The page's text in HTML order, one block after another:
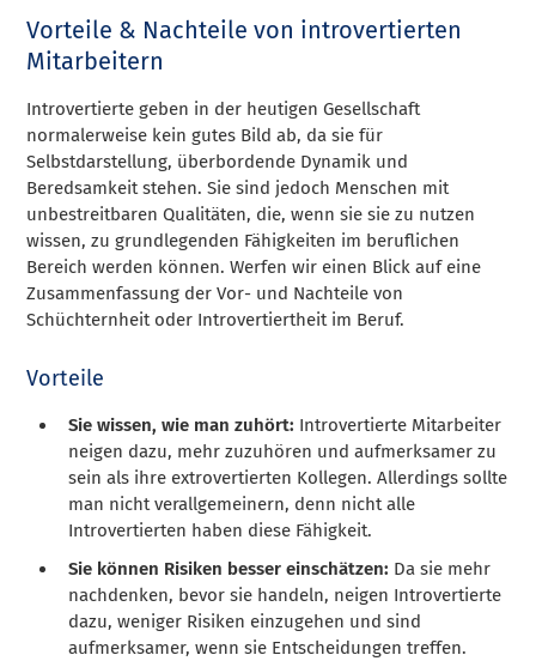
Vorteile & Nachteile von introvertierten
Mitarbeitern
Introvertierte geben in der heutigen Gesellschaft
normalerweise kein gutes Bild ab, da sie für
Selbstdarstellung, überbordende Dynamik und
Beredsamkeit stehen. Sie sind jedoch Menschen mit
unbestreitbaren Qualitäten, die, wenn sie sie zu nutzen
wissen, zu grundlegenden Fähigkeiten im beruflichen
Bereich werden können. Werfen wir einen Blick auf eine
Zusammenfassung der Vor- und Nachteile von
Schüchternheit oder Introvertiertheit im Beruf.
Vorteile
Sie wissen, wie man zuhört: Introvertierte Mitarbeiter
neigen dazu, mehr zuzuhören und aufmerksamer zu
sein als ihre extrovertierten Kollegen. Allerdings sollte
man nicht verallgemeinern, denn nicht alle
Introvertierten haben diese Fähigkeit.
Sie können Risiken besser einschätzen: Da sie mehr
nachdenken, bevor sie handeln, neigen Introvertierte
dazu, weniger Risiken einzugehen und sind
aufmerksamer, wenn sie Entscheidungen treffen.